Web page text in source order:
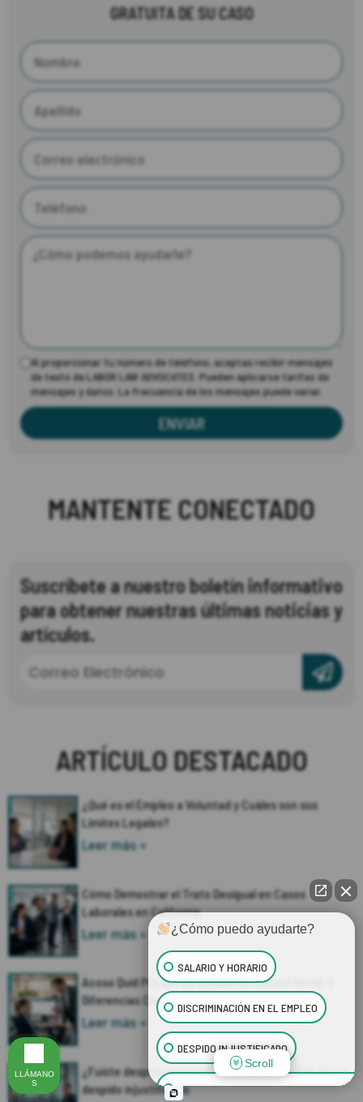
GRATUITA DE SU CASO
Al proporcionar tu número de teléfono, aceptas recibir mensajes
de texto de LABOR LAW ADVOCATES. Pueden aplicarse tarifas de
mensajes y datos. La frecuencia de los mensajes puede variar.
ENVIAR
MANTENTE CONECTADO
Suscríbete a nuestro boletín informativo
para obtener nuestras últimas noticias y
artículos.
ARTÍCULO DESTACADO
¿Qué es el Empleo a Voluntad y Cuáles son sus
Límites Legales?
Leer más »
Cómo Demostrar el Trato Desigual en Casos
Laborales en California
Leer más »
Acoso Quid Pro Quo vs. Ambiente Laboral Hostil: 5
Diferencias Clave
Leer más »
¿Fuiste despido por razones médicas? Podría ser un
despido injustificado
¿Cómo puedo ayudarte?
SALARIO Y HORARIO
DISCRIMINACIÓN EN EL EMPLEO
DESPIDO INJUSTIFICADO
ACOSO SEXUAL EN EL LUGAR DE
Scroll
LLÁMANO
S